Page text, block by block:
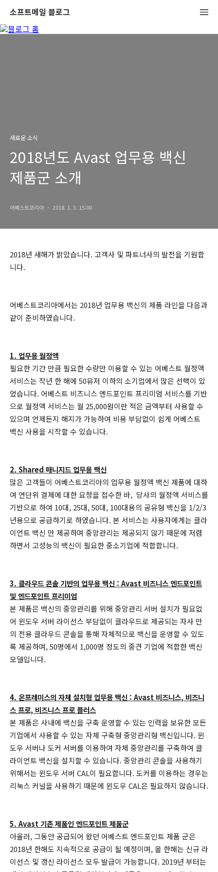
소프트메일 블로그
새로운 소식
2018년도 Avast 업무용 백신
제품군 소개
어베스트코리아 2018. 1. 3. 15:00
2018년 새해가 밝았습니다. 고객사 및 파트너사의 발전을 기원합
니다.
어베스트코리아에서는 2018년 업무용 백신의 제품 라인을 다음과
같이 준비하였습니다.
1. 업무용 월정액
필요한 기간 만큼 필요한 수량만 이용할 수 있는 어베스트 월정액
서비스는 작년 한 해에 50유저 이하의 소기업에서 많은 선택이 있
었습니다. 어베스트 비즈니스 엔드포인트 프리미엄 서비스를 기반
으로 월정액 서비스는 월 25,000원이란 적은 금액부터 사용할 수
있으며 언제든지 해지가 가능하여 비용 부담없이 쉽게 어베스트
백신 사용을 시작할 수 있습니다.
2. Shared 매니지드 업무용 백신
많은 고객들이 어베스트코리아의 업무용 월정액 백신 제품에 대하
여 연단위 결제에 대한 요청을 접수한 바, 당사의 월정액 서비스를
기반으로 하여 10대, 25대, 50대, 100대용의 공유형 백신을 1/2/3
년용으로 공급하기로 하였습니다. 본 서비스는 사용자에게는 클라
이언트 백신 만 제공하며 중앙관리는 제공되지 않기 때문에 저렴
하면서 고성능의 백신이 필요한 중소기업에 적합합니다.
3. 클라우드 콘솔 기반의 업무용 백신 : Avast 비즈니스 엔드포인트
및 엔드포인트 프리미엄
본 제품은 백신의 중앙관리를 위해 중앙관리 서버 설치가 필요없
어 윈도우 서버 라이선스 부담없이 클라우드로 제공되는 자사 만
의 전용 클라우드 콘솔을 통해 자체적으로 백신을 운영할 수 있도
록 제공하며, 50명에서 1,000명 정도의 중견 기업에 적합한 백신
모델입니다.
4. 온프레미스의 자체 설치형 업무용 백신 : Avast 비즈니스, 비즈니
스 프로, 비즈니스 프로 플러스
본 제품은 사내에 백신을 구축 운영할 수 있는 인력을 보유한 모든
기업에서 사용할 수 있는 자체 구축형 중앙관리형 백신입니다. 윈
도우 서버나 도커 서버를 이용하여 자체 중앙관리를 구축하여 클
라이언트 백신을 설치할 수 있습니다. 중앙관리 콘솔을 사용하기
위해서는 윈도우 서버 CAL이 필요합니다. 도커를 이용하는 경우는
리눅스 커널을 사용하기 때문에 윈도우 CAL은 필요하지 않습니다.
5. Avast 기존 제품인 엔드포인트 제품군
아울러, 그동안 공급되어 왔던 어베스트 엔드포인트 제품 군은
2018년 한해도 지속적으로 공급이 될 예정이며, 올 한해는 신규 라
이선스 및 갱신 라이선스 모두 발급이 가능합니다. 2019년 부터는